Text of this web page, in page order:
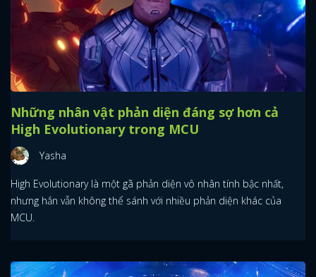
Những nhân vật phản diện đáng sợ hơn cả
High Evolutionary trong MCU
Yasha
High Evolutionary là một gã phản diện vô nhân tính bậc nhất,
nhưng hắn vẫn không thể sánh với nhiều phản diện khác của
MCU.